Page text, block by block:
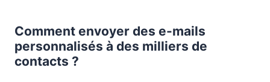
Comment envoyer des e-mails
personnalisés à des milliers de
contacts ?